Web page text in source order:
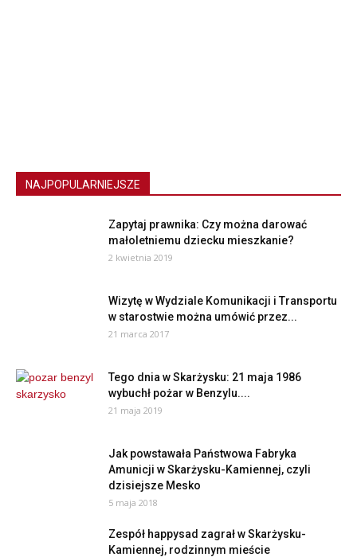
NAJPOPULARNIEJSZE
Zapytaj prawnika: Czy można darować
małoletniemu dziecku mieszkanie?
2 kwietnia 2019
Wizytę w Wydziale Komunikacji i Transportu
w starostwie można umówić przez...
21 marca 2017
Tego dnia w Skarżysku: 21 maja 1986
wybuchł pożar w Benzylu....
21 maja 2019
Jak powstawała Państwowa Fabryka
Amunicji w Skarżysku-Kamiennej, czyli
dzisiejsze Mesko
5 maja 2018
Zespół happysad zagrał w Skarżysku-
Kamiennej, rodzinnym mieście